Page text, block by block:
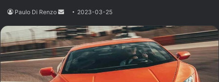
Paulo Di Renzo
Send
email
2023-03-25